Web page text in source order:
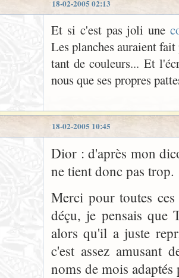
18-02-2005 02:13
Et si c'est pas joli une
Les planches auraient
tant de couleurs... Et
nous que ses propres
18-02-2005 10:45
Dior : d'après mon
ne tient donc pas trop.
Merci pour toutes ces
déçu, je pensais que
alors qu'il a juste
c'est assez amusant
noms de mois